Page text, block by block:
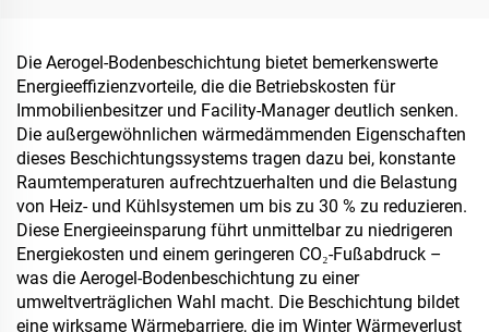
Asphaltstraßen, Asphalt-
Dachabdichtung, Silikon-
PU-Renovierung, PMA,
EPDM, wasser- bzw.
lösemittelbasierter Epoxid-
Untergrund, Marmor,
Pflastersteine,
durchlässiger Beton,
Fahrzeuganwendungen
usw.
den Aufbau einer
Schwammstadt
Die Aerogel-Bodenbeschichtung bietet bemerkenswerte
Energieeffizienzvorteile, die die Betriebskosten für
Immobilienbesitzer und Facility-Manager deutlich senken.
Die außergewöhnlichen wärmedämmenden Eigenschaften
dieses Beschichtungssystems tragen dazu bei, konstante
Raumtemperaturen aufrechtzuerhalten und die Belastung
von Heiz- und Kühlsystemen um bis zu 30 % zu reduzieren.
Diese Energieeinsparung führt unmittelbar zu niedrigeren
Energiekosten und einem geringeren CO₂-Fußabdruck –
was die Aerogel-Bodenbeschichtung zu einer
umweltverträglichen Wahl macht. Die Beschichtung bildet
eine wirksame Wärmebarriere, die im Winter Wärmeverlust